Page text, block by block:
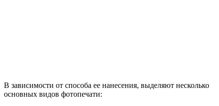
В зависимости от способа ее нанесения, выделяют несколько
основных видов фотопечати: